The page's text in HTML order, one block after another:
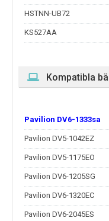
HSTNN-UB72
KS527AA
Kompatibla
Pavilion DV6-1333sa
Pavilion DV5-1042EZ
Pavilion DV5-1175EO
Pavilion DV6-1205SG
Pavilion DV6-1320EC
Pavilion DV6-2045ES